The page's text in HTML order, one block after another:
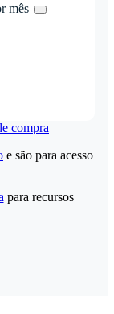
mês
compra
e são para acesso
para recursos